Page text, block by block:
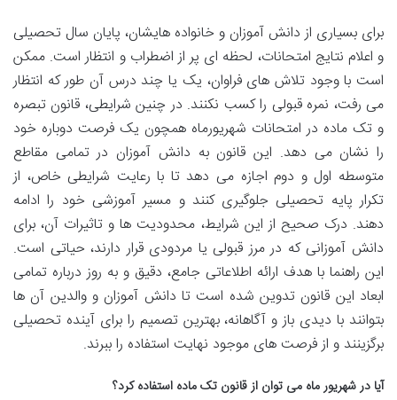
برای بسیاری از دانش آموزان و خانواده هایشان، پایان سال تحصیلی
و اعلام نتایج امتحانات، لحظه ای پر از اضطراب و انتظار است. ممکن
است با وجود تلاش های فراوان، یک یا چند درس آن طور که انتظار
می رفت، نمره قبولی را کسب نکنند. در چنین شرایطی، قانون تبصره
و تک ماده در امتحانات شهریورماه همچون یک فرصت دوباره خود
را نشان می دهد. این قانون به دانش آموزان در تمامی مقاطع
متوسطه اول و دوم اجازه می دهد تا با رعایت شرایطی خاص، از
تکرار پایه تحصیلی جلوگیری کنند و مسیر آموزشی خود را ادامه
دهند. درک صحیح از این شرایط، محدودیت ها و تاثیرات آن، برای
دانش آموزانی که در مرز قبولی یا مردودی قرار دارند، حیاتی است.
این راهنما با هدف ارائه اطلاعاتی جامع، دقیق و به روز درباره تمامی
ابعاد این قانون تدوین شده است تا دانش آموزان و والدین آن ها
بتوانند با دیدی باز و آگاهانه، بهترین تصمیم را برای آینده تحصیلی
برگزینند و از فرصت های موجود نهایت استفاده را ببرند.
آیا در شهریور ماه می توان از قانون تک ماده استفاده کرد؟